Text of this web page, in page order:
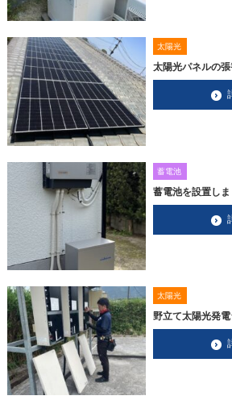
太陽光
太陽光パネルの張
蓄電池
蓄電池を設置しま
太陽光
野立て太陽光発